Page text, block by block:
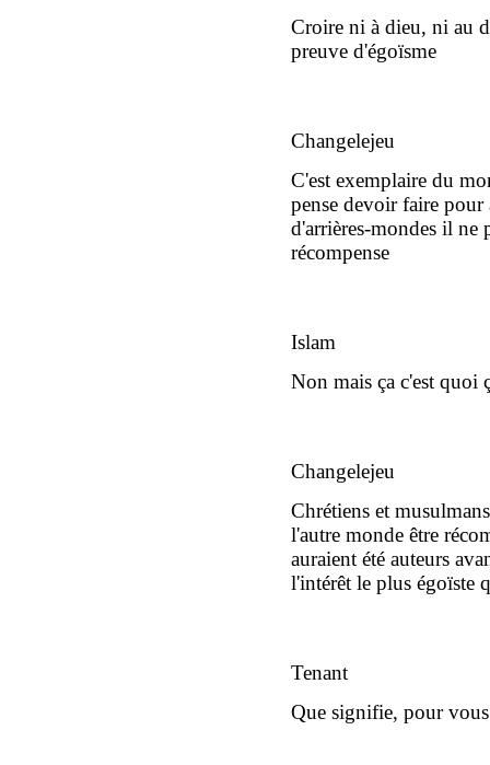
Croire ni à dieu, ni au
preuve d'égoïsme
Changelejeu
C'est exemplaire du
pense devoir faire pour
d'arrières-mondes il ne
récompense
Islam
Non mais ça c'est quoi
Changelejeu
Chrétiens et
l'autre monde être
auraient été auteurs
l'intérêt le plus égoïste
Tenant
Que signifie, pour